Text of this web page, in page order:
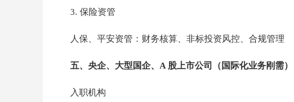
3. 保险资管
人保、平安资管：财务核算、非标投资风控、合规管理
五、央企、大型国企、A 股上市公司（国际化业务刚需）
入职机构